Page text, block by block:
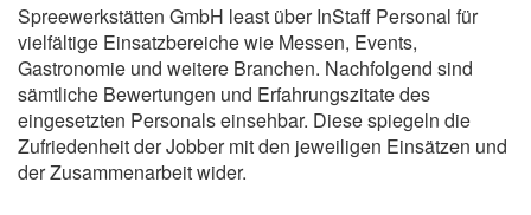
Spreewerkstätten GmbH least über InStaff Personal für
vielfältige Einsatzbereiche wie Messen, Events,
Gastronomie und weitere Branchen. Nachfolgend sind
sämtliche Bewertungen und Erfahrungszitate des
eingesetzten Personals einsehbar. Diese spiegeln die
Zufriedenheit der Jobber mit den jeweiligen Einsätzen und
der Zusammenarbeit wider.